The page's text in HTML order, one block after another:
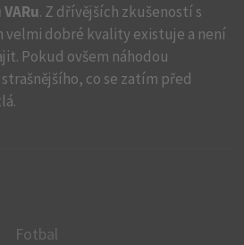
. Z dřívějších zkušeností s
velmi dobré kvality existuje a není
Pokud ovšem náhodou
co se zatím před
Fotbal